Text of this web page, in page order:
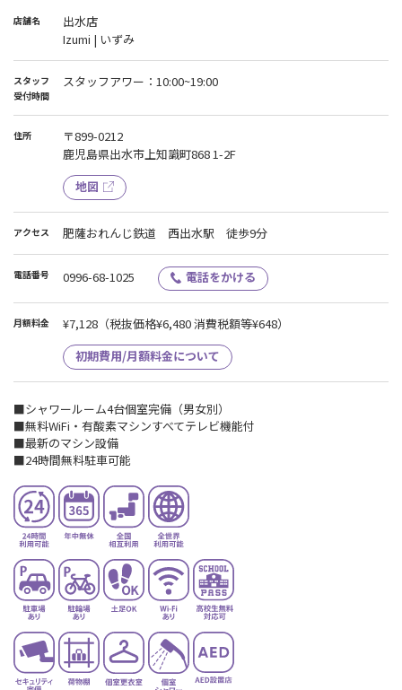
店舗名
出水店
Izumi | いずみ
スタッフ
受付時間
スタッフアワー：10:00~19:00
住所
〒899-0212
鹿児島県出水市上知識町868 1-2F
地図
アクセス 肥薩おれんじ鉄道 西出水駅 徒歩9分
電話番号 0996-68-1025 電話をかける
月額料金 ¥7,128 （税抜価格¥6,480 消費税額等¥648）
初期費用/月額料金について
■シャワールーム4台個室完備（男女別）
■無料WiFi・有酸素マシンすべてテレビ機能付
■最新のマシン設備
■24時間無料駐車可能